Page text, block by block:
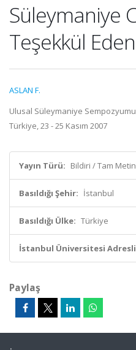
Süleymaniye
Teşekkül
ASLAN F.
Ulusal Süleymaniye
Türkiye, 23 - 25 Kasım 2007
Yayın Türü: Bildiri / Tam
Basıldığı Şehir: İstanbul
Basıldığı Ülke: Türkiye
İstanbul Üniversitesi
Paylaş